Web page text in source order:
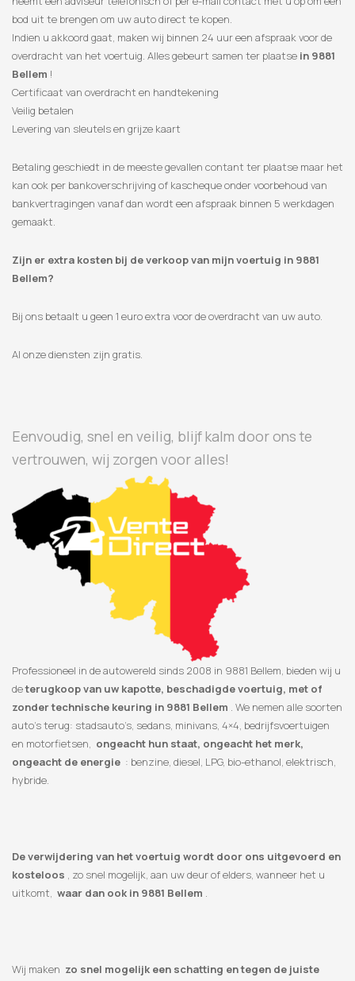
​​bod uit te brengen om uw auto direct te kopen.
Indien u akkoord gaat, maken wij binnen 24 uur een afspraak voor de
overdracht van het voertuig. Alles gebeurt samen ter plaatse in 9881
Bellem !
Certificaat van overdracht en handtekening
Veilig betalen
Levering van sleutels en grijze kaart
Betaling geschiedt in de meeste gevallen contant ter plaatse maar het
kan ook per bankoverschrijving of kascheque onder voorbehoud van
bankvertragingen vanaf dan wordt een afspraak binnen 5 werkdagen
gemaakt.
Zijn er extra kosten bij de verkoop van mijn voertuig in 9881
Bellem?
Bij ons betaalt u geen 1 euro extra voor de overdracht van uw auto.
Al onze diensten zijn gratis.
Eenvoudig, snel en veilig, blijf kalm door ons te
vertrouwen, wij zorgen voor alles!
Professioneel in de autowereld sinds 2008 in 9881 Bellem, bieden wij u
deterugkoop van uw kapotte, beschadigde voertuig, met of
zonder technische keuring in 9881 Bellem . We nemen alle soorten
auto’s terug: stadsauto’s, sedans, minivans, 4×4, bedrijfsvoertuigen
en motorfietsen, ongeacht hun staat, ongeacht het merk,
ongeacht de energie : benzine, diesel, LPG, bio-ethanol, elektrisch,
hybride.
De verwijdering van het voertuig wordt door ons uitgevoerd en
kosteloos , zo snel mogelijk, aan uw deur of elders, wanneer het u
uitkomt, waar dan ook in 9881 Bellem .
Wij maken zo snel mogelijk een schatting en tegen de juiste